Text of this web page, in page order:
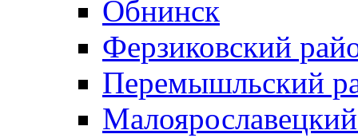
Обнинск
Ферзиковский
Перемышльский